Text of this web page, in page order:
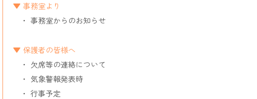
事務室より
事務室からのお知らせ
保護者の皆様へ
欠席等の連絡について
気象警報発表時
行事予定